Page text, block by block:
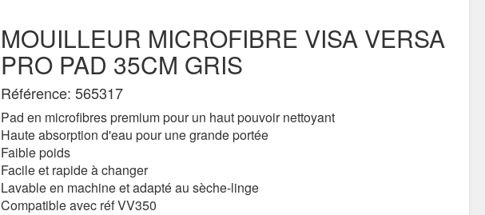
MOUILLEUR MICROFIBRE VISA VERSA
PRO PAD 35CM GRIS
Référence: 565317
Pad en microfibres premium pour un haut pouvoir nettoyant
Haute absorption d'eau pour une grande portée
Faible poids
Facile et rapide à changer
Lavable en machine et adapté au sèche-linge
Compatible avec réf VV350